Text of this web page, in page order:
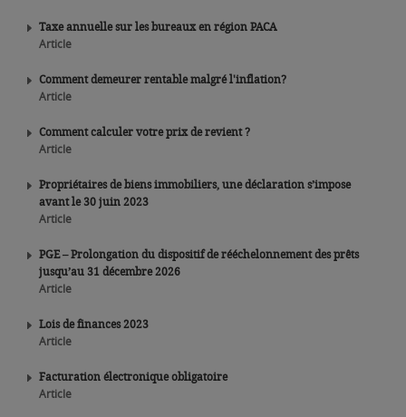
Taxe annuelle sur les bureaux en région PACA
Article
Comment demeurer rentable malgré l'inflation?
Article
Comment calculer votre prix de revient ?
Article
Propriétaires de biens immobiliers, une déclaration s’impose
avant le 30 juin 2023
Article
PGE – Prolongation du dispositif de rééchelonnement des prêts
jusqu’au 31 décembre 2026
Article
Lois de finances 2023
Article
Facturation électronique obligatoire
Article